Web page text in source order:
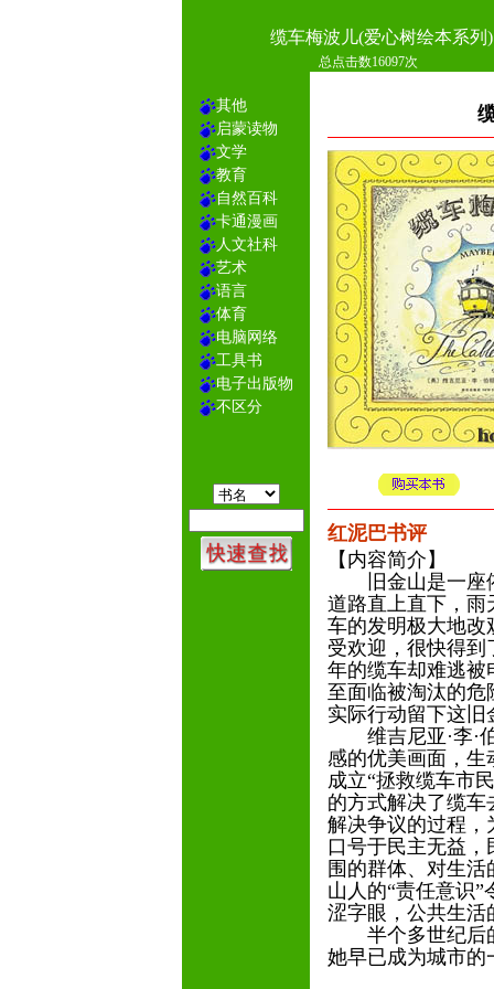
缆车梅波儿(爱心树绘本系列)
总点击数16097次
其他
启蒙读物
文学
教育
自然百科
卡通漫画
人文社科
艺术
语言
体育
电脑网络
工具书
电子出版物
不区分
红泥巴书评
【内容简介】
旧金山是一座依
道路直上直下，雨
车的发明极大地改
受欢迎，很快得
年的缆车却难逃被
至面临被淘汰的
实际行动留下这
维吉尼亚·李·伯
感的优美画面，
成立“拯救缆车市
的方式解决了缆
解决争议的过程，
口号于民主无益
围的群体、对生
山人的“责任意识
涩字眼，公共生
半个多世纪后的
她早已成为城市